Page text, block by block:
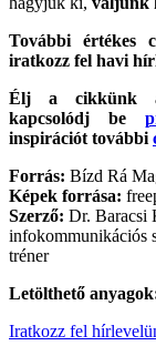
További értékes
iratkozz fel havi
Élj a cikkünk
kapcsolódj be
inspirációt további
Forrás: Bízd Rá
Képek forrása:
Szerző: Dr. Baracsi
infokommunikációs
tréner
Letölthető
Iratkozz fel